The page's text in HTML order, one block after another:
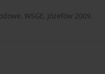
WSGE, Józefów 2009.